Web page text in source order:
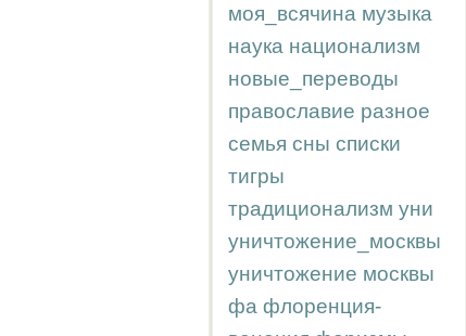
моя_всячина музыка
наука национализм
новые_переводы
православие разное
семья сны списки
тигры
традиционализм уни
уничтожение_москвы
уничтожение москвы
фа флоренция-